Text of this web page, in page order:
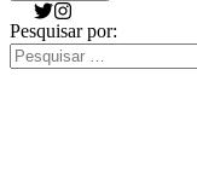
Pesquisar por: